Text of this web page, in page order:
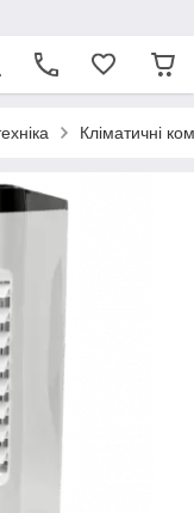
Кліматичні